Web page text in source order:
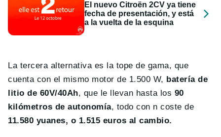
El nuevo Citroën 2CV ya tiene
fecha de presentación, y está
a la vuelta de la esquina
La tercera alternativa es la tope de gama, que
cuenta con el mismo motor de 1.500 W, batería de
litio de 60V/40Ah, que le llevan hasta los 90
kilómetros de autonomía, todo con n coste de
11.580 yuanes, o 1.515 euros al cambio.